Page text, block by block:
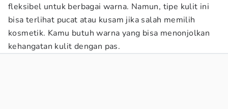
fleksibel untuk berbagai warna. Namun, tipe kulit ini
bisa terlihat pucat atau kusam jika salah memilih
kosmetik. Kamu butuh warna yang bisa menonjolkan
kehangatan kulit dengan pas.